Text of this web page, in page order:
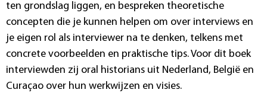
ten grondslag liggen, en bespreken theoretische
concepten die je kunnen helpen om over interviews en
je eigen rol als interviewer na te denken, telkens met
concrete voorbeelden en praktische tips. Voor dit boek
interviewden zij oral historians uit Nederland, België en
Curaçao over hun werkwijzen en visies.